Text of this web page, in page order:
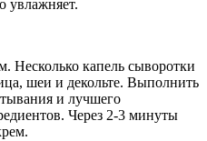
увлажняет.
Несколько капель сыворотки
шеи и декольте. Выполнить
и лучшего
Через 2-3 минуты